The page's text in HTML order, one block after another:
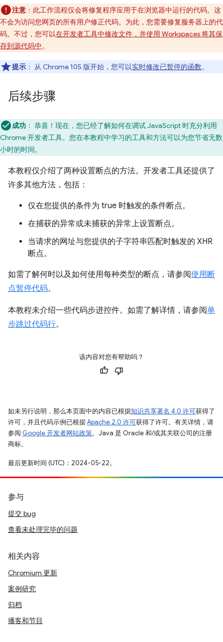
注意 ：此工作流程仅会将修复程序应用于在浏览器中运行的代码。这
不会为访问您网页的所有用户修正代码。为此，您需要修复服务器上的代
码。不过，您可以在开发者工具中修改文件，并使用 Workspaces 将其保
存到源代码中。
提示 ： 从 Chrome 105 版开始，您可以实时修改已暂停的函数。
后续步骤
成功 ： 恭喜！现在，您已经了解如何在调试 JavaScript 时充分利用
Chrome 开发者工具。您在本教程中学习的工具和方法可以为您节省无数
小时的时间。
本教程仅介绍了两种设置断点的方法。开发者工具还提供了
许多其他方法，包括：
仅在您提供的条件为 true 时触发的条件断点。
在捕获的异常或未捕获的异常上设置断点。
当请求的网址与您提供的子字符串匹配时触发的 XHR
断点。
如需了解何时以及如何使用每种类型的断点，请参阅使用断
点暂停代码。
本教程未介绍一些代码步进控件。如需了解详情，请参阅单
步跳过代码行。
该内容对您有帮助吗？
如未另行说明，那么本页面中的内容已根据知识共享署名 4.0 许可获得了
许可，并且代码示例已根据Apache 2.0 许可获得了许可。有关详情，请
参阅 Google 开发者网站政策。Java 是 Oracle 和/或其关联公司的注册
商标。
最后更新时间 (UTC)：2024-05-22。
参与
提交 bug
查看未处理完毕的问题
相关内容
Chromium 更新
案例研究
归档
播客和节目